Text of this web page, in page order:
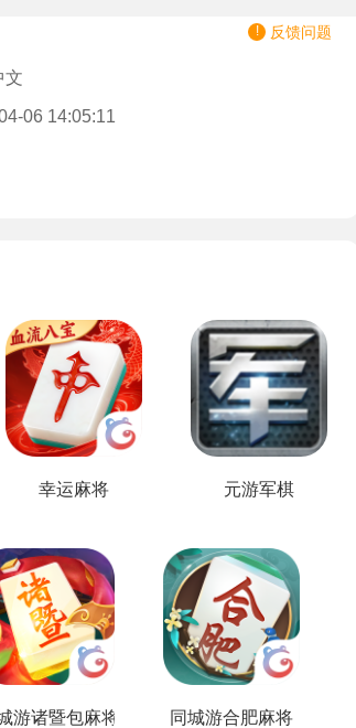
反馈问题
文
06 14:05:11
幸运麻将 元游军棋
游诸暨包麻将 同城游合肥麻将